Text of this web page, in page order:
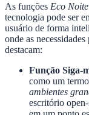
As funções Eco Noite
tecnologia pode ser
usuário de forma
onde as
destacam:
Função Siga-
como um
ambientes
escritório